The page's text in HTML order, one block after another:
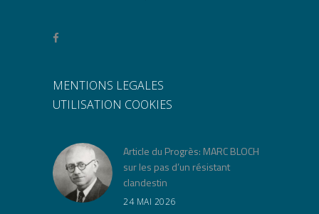
MENTIONS LEGALES
UTILISATION COOKIES
Article du Progrès: MARC BLOCH
sur les pas d’un résistant
clandestin
24 MAI 2026